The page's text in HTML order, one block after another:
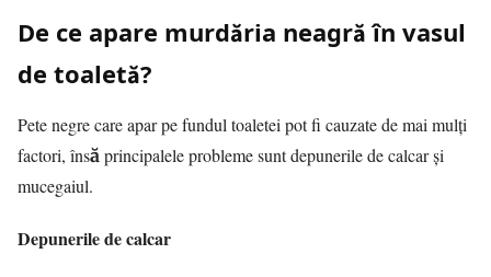
De ce apare murdăria neagră în vasul
de toaletă?
Pete negre care apar pe fundul toaletei pot fi cauzate de mai mulți
factori, însă principalele probleme sunt depunerile de calcar și
mucegaiul.
Depunerile de calcar